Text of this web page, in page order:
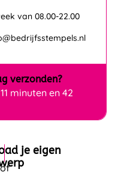
van 08.00-22.00
verzonden?
minuten en 42
je eigen